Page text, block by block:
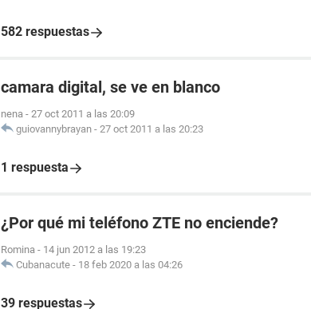
582 respuestas
camara digital, se ve en blanco
nena - 27 oct 2011 a las 20:09
guiovannybrayan - 27 oct 2011 a las 20:23
1 respuesta
¿Por qué mi teléfono ZTE no enciende?
Romina - 14 jun 2012 a las 19:23
Cubanacute - 18 feb 2020 a las 04:26
39 respuestas